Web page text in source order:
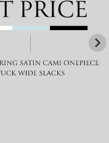
HIT ITEM